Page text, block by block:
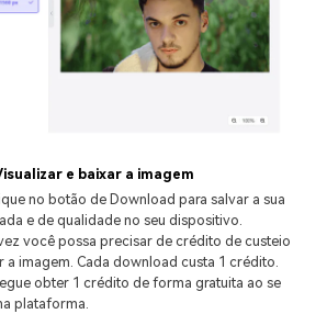
e baixar a imagem
no botão de Download para salvar a sua
e de qualidade no seu dispositivo.
você possa precisar de crédito de custeio
a imagem. Cada download custa 1 crédito.
obter 1 crédito de forma gratuita ao se
plataforma.